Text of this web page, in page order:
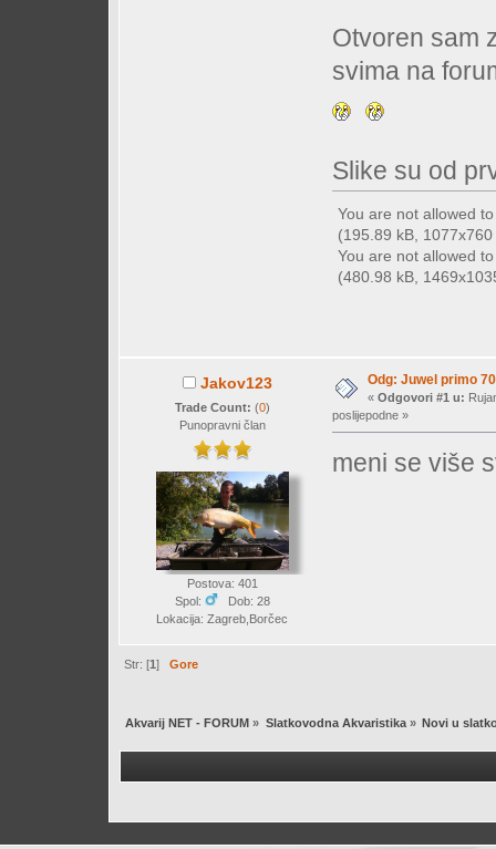
Otvoren sam
svima na
Slike su od
You are not allowed
(195.89 kB,
You are not allowed
(480.98 kB,
Jakov123
Trade Count: (0)
Punopravni član
Postova: 401
Spol:
Dob: 28
Lokacija: Zagreb,Borčec
Odg: Juwel primo
« Odgovori #1 u:
poslijepodne »
meni se više
Str: [1]Gore
Akvarij NET - FORUM » Slatkovodna Akvaristika» Novi u